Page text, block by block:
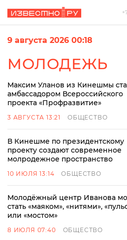
9 августа 2026 00:18
МОЛОДЕЖЬ
Максим Уланов из Кинешмы
амбассадором Всероссийского
проекта «Профразвитие»
3 АВГУСТА 13:21 ОБЩЕСТВО
В Кинешме по президентскому
проекту создают современное
молродежное пространство
10 ИЮЛЯ 13:14 ОБЩЕСТВО
Молодёжный центр Иванова
стать «маяком», «нитями»,
или «мостом»
8 ИЮЛЯ 07:40 ОБЩЕСТВО